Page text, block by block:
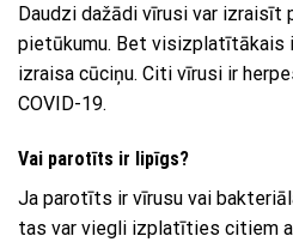
Daudzi dažādi vīrusi var izraisīt
pietūkumu. Bet visizplatītākais
izraisa cūciņu. Citi vīrusi ir
COVID-19.
Vai parotīts ir lipīgs?
Ja parotīts ir vīrusu vai
tas var viegli izplatīties citiem